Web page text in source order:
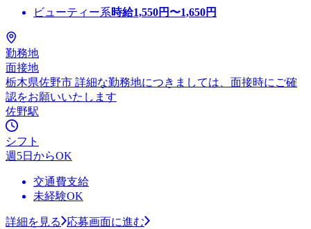
ビューティー系時給1,550円〜1,650円
勤務地
面接地
栃木県佐野市 詳細な勤務地につきましては、面接時にご確
認をお願いいたします
佐野駅
シフト
週5日からOK
交通費支給
未経験OK
詳細を見る
応募画面に進む